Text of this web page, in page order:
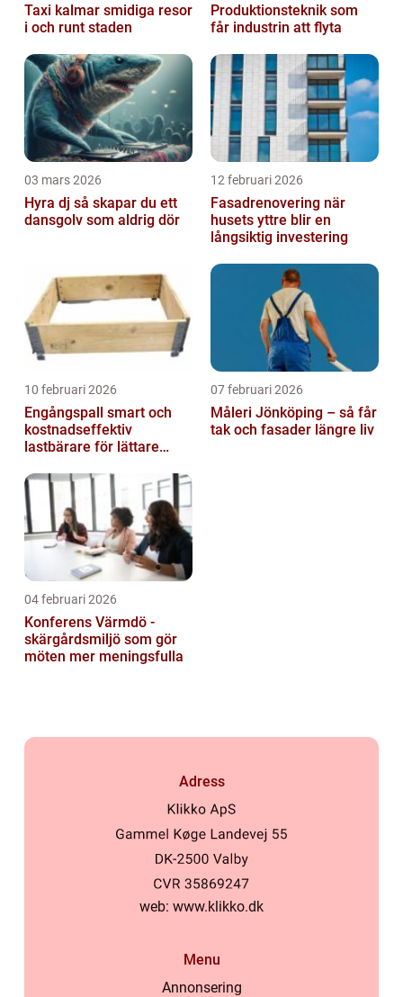
Taxi kalmar smidiga resor
i och runt staden
Produktionsteknik som
får industrin att flyta
03 mars 2026
Hyra dj så skapar du ett
dansgolv som aldrig dör
12 februari 2026
Fasadrenovering när
husets yttre blir en
långsiktig investering
10 februari 2026
Engångspall smart och
kostnadseffektiv
lastbärare för lättare
07 februari 2026
Måleri Jönköping – så får
tak och fasader längre liv
04 februari 2026
Konferens Värmdö -
skärgårdsmiljö som gör
möten mer meningsfulla
Adress
web: www.klikko.dk
Menu
Annonsering